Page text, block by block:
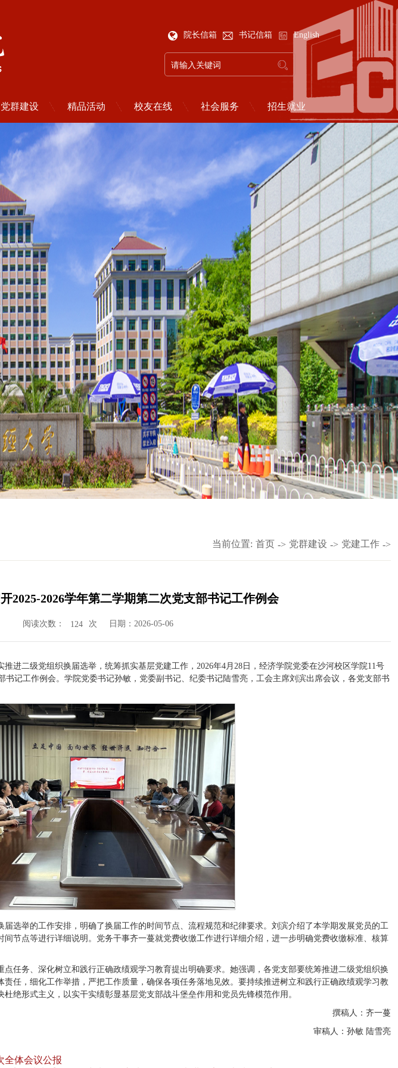
院长信箱 书记信箱 English
党群建设 精品活动 校友在线 社会服务 招生就业
当前位置: 首页 -> 党群建设 -> 党建工作 ->
2025-2026学年第二学期第二次党支部书记工作例会
阅读次数： 124 次 日期：2026-05-06
进二级党组织换届选举，统筹抓实基层党建工作，2026年4月28日，经济学院党委在沙河校区学院11号
书记工作例会。学院党委书记孙敏，党委副书记、纪委书记陆雪亮，工会主席刘滨出席会议，各党支部书
选举的工作安排，明确了换届工作的时间节点、流程规范和纪律要求。刘滨介绍了本学期发展党员的工
节点等进行详细说明。党务干事齐一蔓就党费收缴工作进行详细介绍，进一步明确党费收缴标准、核算
任务、深化树立和践行正确政绩观学习教育提出明确要求。她强调，各党支部要统筹推进二级党组织换
任，细化工作举措，严把工作质量，确保各项任务落地见效。要持续推进树立和践行正确政绩观学习教
绝形式主义，以实干实绩彰显基层党支部战斗堡垒作用和党员先锋模范作用。
撰稿人：齐一蔓
审稿人：孙敏 陆雪亮
全体会议公报